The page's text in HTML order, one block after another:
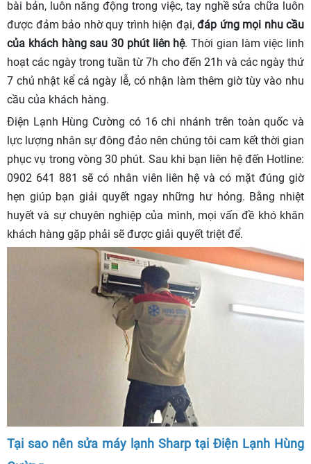
bài bản, luôn năng động trong việc, tay nghề sửa chữa luôn
được đảm bảo nhờ quy trình hiện đại, đáp ứng mọi nhu cầu
của khách hàng sau 30 phút liên hệ. Thời gian làm việc linh
hoạt các ngày trong tuần từ 7h cho đến 21h và các ngày thứ
7 chủ nhật kể cả ngày lễ, có nhận làm thêm giờ tùy vào nhu
cầu của khách hàng.
Điện Lạnh Hùng Cường có 16 chi nhánh trên toàn quốc và
lực lượng nhân sự đông đảo nên chúng tôi cam kết thời gian
phục vụ trong vòng 30 phút. Sau khi bạn liên hệ đến Hotline:
0902 641 881 sẽ có nhân viên liên hệ và có mặt đúng giờ
hẹn giúp bạn giải quyết ngay những hư hỏng. Bằng nhiệt
huyết và sự chuyên nghiệp của mình, mọi vấn đề khó khăn
khách hàng gặp phải sẽ được giải quyết triệt để.
Tại sao nên sửa máy lạnh Sharp tại Điện Lạnh Hùng